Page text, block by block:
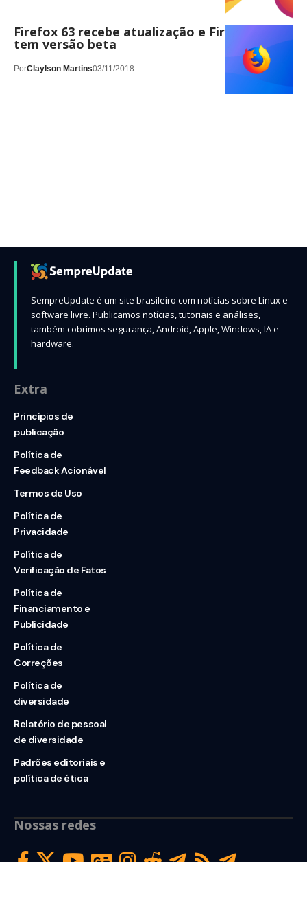
Firefox 63 recebe atualização e Firefox 64
tem versão beta
PorClaylson Martins03/11/2018
SempreUpdate é um site brasileiro com notícias sobre Linux e
software livre. Publicamos notícias, tutoriais e análises,
também cobrimos segurança, Android, Apple, Windows, IA e
hardware.
Extra
Princípios de
publicação
Política de
Feedback Acionável
Termos de Uso
Política de
Privacidade
Política de
Verificação de Fatos
Política de
Financiamento e
Publicidade
Política de
Correções
Política de
diversidade
Relatório de pessoal
de diversidade
Padrões editoriais e
política de ética
Nossas redes